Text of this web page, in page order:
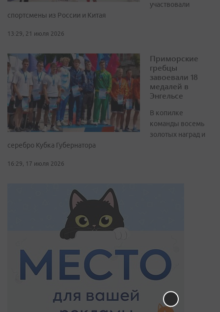
участвовали
спортсмены из России и Китая
13:29, 21 июля 2026
Приморские
гребцы
завоевали 18
медалей в
Энгельсе
В копилке
команды восемь
золотых наград и
серебро Кубка Губернатора
16:29, 17 июля 2026